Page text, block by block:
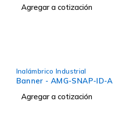
Agregar a cotización
Inalámbrico Industrial
Banner - AMG-SNAP-ID-A
Agregar a cotización